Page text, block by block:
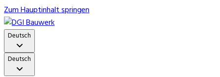
Zum Hauptinhalt springen
Deutsch
Deutsch